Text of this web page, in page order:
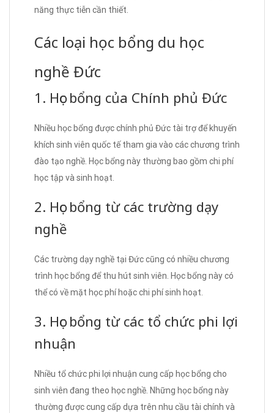
năng thực tiễn cần thiết.
Các loại học bổng du học
nghề Đức
1. Học bổng của Chính phủ Đức
Nhiều học bổng được chính phủ Đức tài trợ để khuyến
khích sinh viên quốc tế tham gia vào các chương trình
đào tạo nghề. Học bổng này thường bao gồm chi phí
học tập và sinh hoạt.
2. Học bổng từ các trường dạy
nghề
Các trường dạy nghề tại Đức cũng có nhiều chương
trình học bổng để thu hút sinh viên. Học bổng này có
thể có về mặt học phí hoặc chi phí sinh hoạt.
3. Học bổng từ các tổ chức phi lợi
nhuận
Nhiều tổ chức phi lợi nhuận cung cấp học bổng cho
sinh viên đang theo học nghề. Những học bổng này
thường được cung cấp dựa trên nhu cầu tài chính và